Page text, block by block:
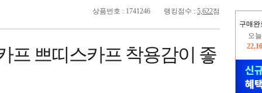
구매완
오
상품번호 : 1741246 랭킹점수 : 5,622점
프 쁘띠스카프 착용감이 좋